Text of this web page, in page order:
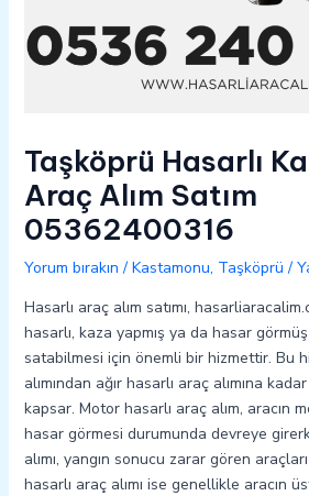
Taşköprü Hasarlı
Araç Alım Satım
05362400316
Yorum bırakın / Kastamonu, Taşköprü /
Hasarlı araç alım satımı,
hasarlı, kaza yapmış ya da hasar
satabilmesi için önemli bir hizmettir. Bu
alımından ağır hasarlı araç alımına
kapsar. Motor hasarlı araç alım, aracın
hasar görmesi durumunda devreye
alımı, yangın sonucu zarar gören
hasarlı araç alımı ise genellikle aracın